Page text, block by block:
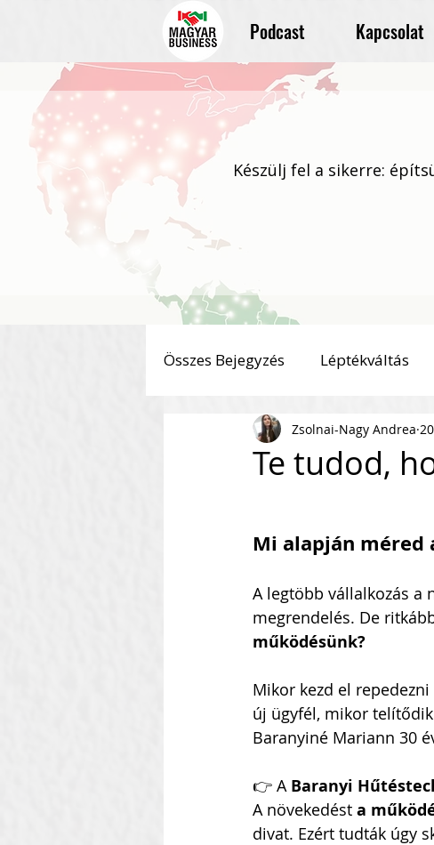
Podcast Kapcsolat
Készülj fel a sikerre:
Összes Bejegyzés Léptékváltás
KKV Magyar
Villámkérdések
Skálázás Konferencia
Fenntarthatóság Kapcsolati
Te tudod,
Zsolnai-Nagy Andrea
Mi alapján méred
A legtöbb vállalkozás a
megrendelés. De
működésünk?
Mikor kezd el
új ügyfél, mikor
Baranyiné Mariann 30
👉 A Baranyi
A növekedést a
divat. Ezért tudták úgy